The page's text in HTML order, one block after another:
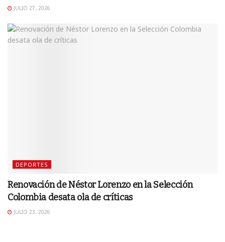
JULIO 27, 2026
DEPORTES
Renovación de Néstor Lorenzo en la Selección
Colombia desata ola de críticas
JULIO 23, 2026